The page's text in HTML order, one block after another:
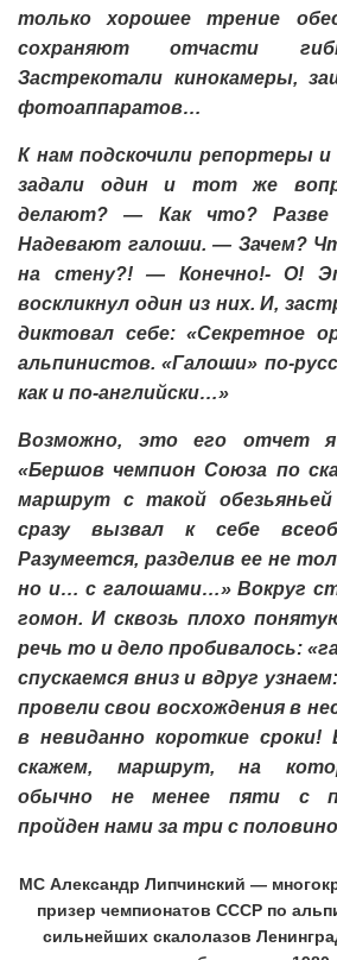
только хорошее трение
сохраняют отчасти
Застрекотали кинокамеры,
фотоаппаратов…
К нам подскочили репортеры
задали один и тот же
делают? — Как что?
Надевают галоши. — Зачем?
на стену?! — Конечно!- О!
воскликнул один из них. И,
диктовал себе: «Секретное
альпинистов. «Галоши» по-
как и по-английски…»
Возможно, это его отчет я
«Бершов чемпион Союза по
маршрут с такой
сразу вызвал к себе
Разумеется, разделив ее не
но и… с галошами…» Вокруг
гомон. И сквозь плохо
речь то и дело пробивалось:
спускаемся вниз и вдруг
провели свои восхождения в
в невиданно короткие сроки!
скажем, маршрут, на
обычно не менее пяти с
пройден нами за три с
МС Александр Липчинский —
призер чемпионатов СССР по
сильнейших скалолазов